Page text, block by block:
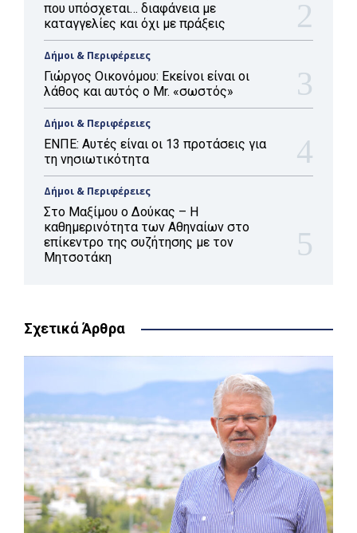
που υπόσχεται… διαφάνεια με
καταγγελίες και όχι με πράξεις
Δήμοι & Περιφέρειες
Γιώργος Οικονόμου: Εκείνοι είναι οι
λάθος και αυτός ο Mr. «σωστός»
Δήμοι & Περιφέρειες
ΕΝΠΕ: Αυτές είναι οι 13 προτάσεις για
τη νησιωτικότητα
Δήμοι & Περιφέρειες
Στο Μαξίμου ο Δούκας – Η
καθημερινότητα των Αθηναίων στο
επίκεντρο της συζήτησης με τον
Μητσοτάκη
Σχετικά Άρθρα